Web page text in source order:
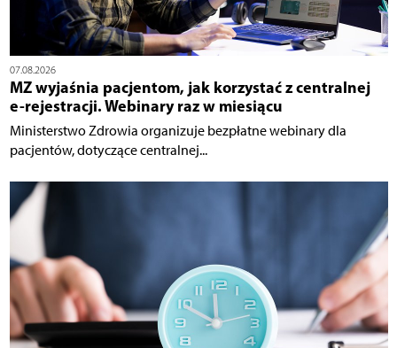
07.08.2026
MZ wyjaśnia pacjentom, jak korzystać z centralnej
e-rejestracji. Webinary raz w miesiącu
Ministerstwo Zdrowia organizuje bezpłatne webinary dla
pacjentów, dotyczące centralnej...